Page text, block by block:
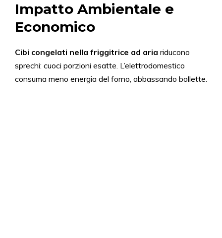
Impatto Ambientale e
Economico
Cibi congelati nella friggitrice ad aria riducono
sprechi: cuoci porzioni esatte. L’elettrodomestico
consuma meno energia del forno, abbassando bollette.